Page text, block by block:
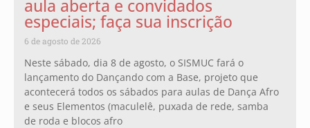
aula aberta e convidados
especiais; faça sua inscrição
6 de agosto de 2026
Neste sábado, dia 8 de agosto, o SISMUC fará o
lançamento do Dançando com a Base, projeto que
acontecerá todos os sábados para aulas de Dança Afro
e seus Elementos (maculelê, puxada de rede, samba
de roda e blocos afro